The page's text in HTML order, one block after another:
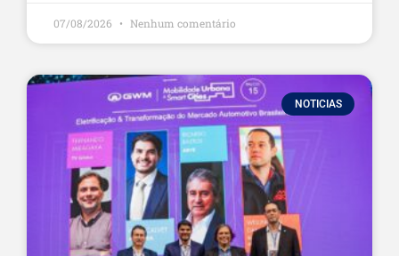
07/08/2026 Nenhum comentário
NOTICIAS